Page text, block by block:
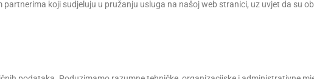
koji sudjeluju u pružanju usluga na našoj web stranici, uz uvjet da su